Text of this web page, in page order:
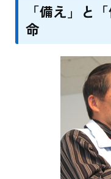
「備え」と
命